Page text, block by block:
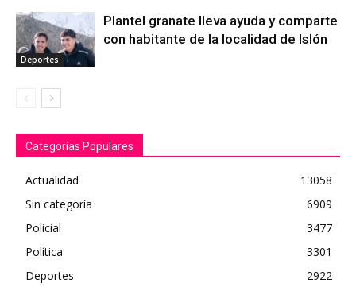
Deportes
Plantel granate lleva ayuda y comparte
con habitante de la localidad de Islón
Categorías Populares
Actualidad
13058
Sin categoría
6909
Policial
3477
Política
3301
Deportes
2922